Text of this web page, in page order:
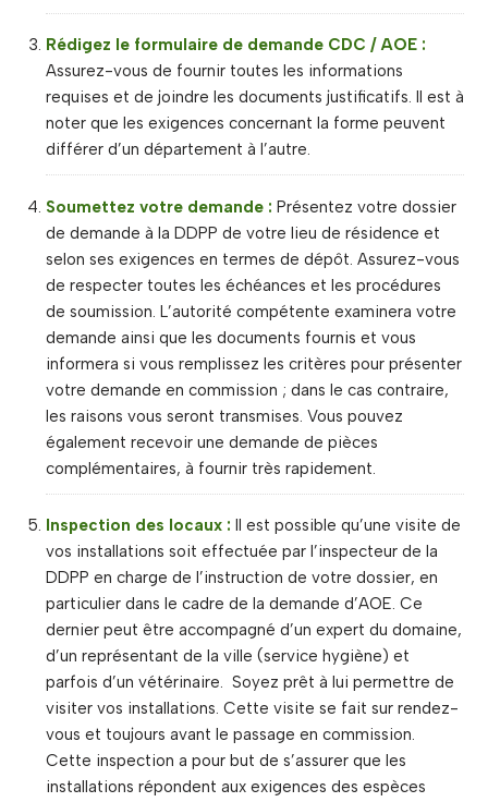
Rédigez le formulaire de demande CDC / AOE :
Assurez-vous de fournir toutes les informations
requises et de joindre les documents justificatifs. Il est à
noter que les exigences concernant la forme peuvent
différer d’un département à l’autre.
Soumettez votre demande : Présentez votre dossier
de demande à la DDPP de votre lieu de résidence et
selon ses exigences en termes de dépôt. Assurez-vous
de respecter toutes les échéances et les procédures
de soumission. L’autorité compétente examinera votre
demande ainsi que les documents fournis et vous
informera si vous remplissez les critères pour présenter
votre demande en commission ; dans le cas contraire,
les raisons vous seront transmises. Vous pouvez
également recevoir une demande de pièces
complémentaires, à fournir très rapidement.
Inspection des locaux : Il est possible qu’une visite de
vos installations soit effectuée par l’inspecteur de la
DDPP en charge de l’instruction de votre dossier, en
particulier dans le cadre de la demande d’AOE. Ce
dernier peut être accompagné d’un expert du domaine,
d’un représentant de la ville (service hygiène) et
parfois d’un vétérinaire. Soyez prêt à lui permettre de
visiter vos installations. Cette visite se fait sur rendez-
vous et toujours avant le passage en commission.
Cette inspection a pour but de s’assurer que les
installations répondent aux exigences des espèces